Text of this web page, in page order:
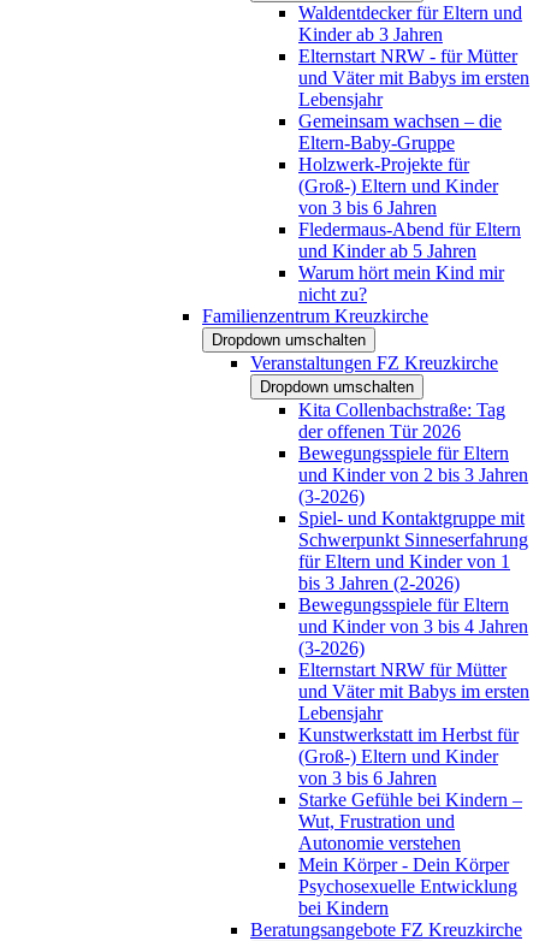
Waldentdecker für Eltern und
Kinder ab 3 Jahren
Elternstart NRW - für Mütter
und Väter mit Babys im ersten
Lebensjahr
Gemeinsam wachsen – die
Eltern-Baby-Gruppe
Holzwerk-Projekte für
(Groß-) Eltern und Kinder
von 3 bis 6 Jahren
Fledermaus-Abend für Eltern
und Kinder ab 5 Jahren
Warum hört mein Kind mir
nicht zu?
Familienzentrum Kreuzkirche
Dropdown umschalten
Veranstaltungen FZ Kreuzkirche
Dropdown umschalten
Kita Collenbachstraße: Tag
der offenen Tür 2026
Bewegungsspiele für Eltern
und Kinder von 2 bis 3 Jahren
(3-2026)
Spiel- und Kontaktgruppe mit
Schwerpunkt Sinneserfahrung
für Eltern und Kinder von 1
bis 3 Jahren (2-2026)
Bewegungsspiele für Eltern
und Kinder von 3 bis 4 Jahren
(3-2026)
Elternstart NRW für Mütter
und Väter mit Babys im ersten
Lebensjahr
Kunstwerkstatt im Herbst für
(Groß-) Eltern und Kinder
von 3 bis 6 Jahren
Starke Gefühle bei Kindern –
Wut, Frustration und
Autonomie verstehen
Mein Körper - Dein Körper
Psychosexuelle Entwicklung
bei Kindern
Beratungsangebote FZ Kreuzkirche